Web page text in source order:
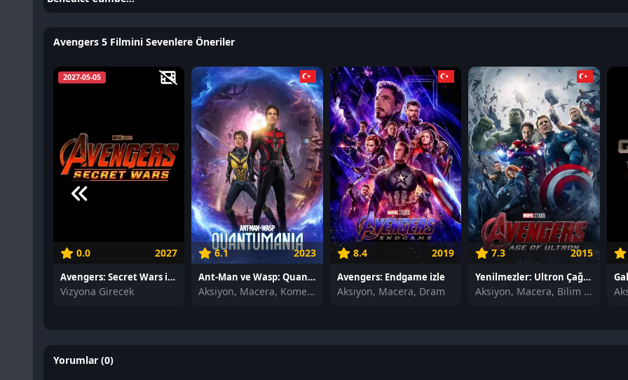
Avengers 5 Filmini Sevenlere Öneriler
2027-05-05
0.0 2027
Avengers: Secret Wars izle
Vizyona Girecek
6.1 2023
Ant-Man ve Wasp: Quantumania izle
Aksiyon, Macera, Komedi
8.4 2019
Avengers: Endgame izle
Aksiyon, Macera, Dram
7.3 2015
Yenilmezler: Ultron Çağı izle
Aksiyon, Macera, Bilim Kurgu
Yorumlar (0)